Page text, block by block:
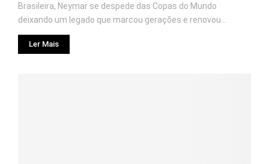
Brasileira, Neymar se despede das Copas do Mundo
deixando um legado que marcou gerações e renovou...
Ler Mais